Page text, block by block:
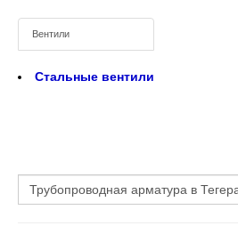
Вентили
Стальные вентили